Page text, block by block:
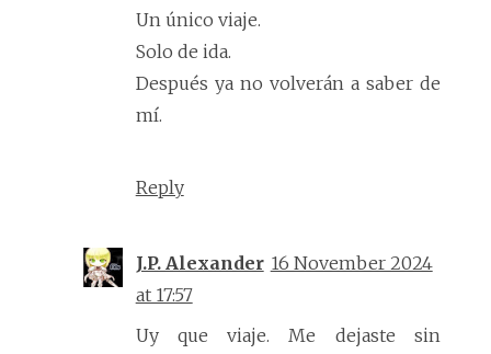
Un único viaje.
Solo de ida.
Después ya no volverán a saber de
mí.
Reply
J.P. Alexander 16 November 2024
at 17:57
Uy que viaje. Me dejaste sin